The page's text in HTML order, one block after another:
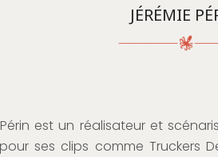
JÉRÉMIE
est un réalisateur et
ses clips comme Truckers